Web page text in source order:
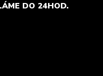
DO 24HOD.